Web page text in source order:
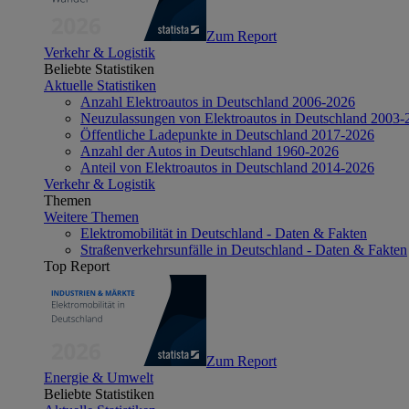
Zum Report
Verkehr & Logistik
Beliebte Statistiken
Aktuelle Statistiken
Anzahl Elektroautos in Deutschland 2006-2026
Neuzulassungen von Elektroautos in Deutschland 2003-
Öffentliche Ladepunkte in Deutschland 2017-2026
Anzahl der Autos in Deutschland 1960-2026
Anteil von Elektroautos in Deutschland 2014-2026
Verkehr & Logistik
Themen
Weitere Themen
Elektromobilität in Deutschland - Daten & Fakten
Straßenverkehrsunfälle in Deutschland - Daten & Fakten
Top Report
Zum Report
Energie & Umwelt
Beliebte Statistiken